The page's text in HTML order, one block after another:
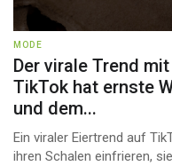
MODE
Der virale Trend
TikTok hat ernste
und dem...
Ein viraler Eiertrend auf
ihren Schalen einfrieren,